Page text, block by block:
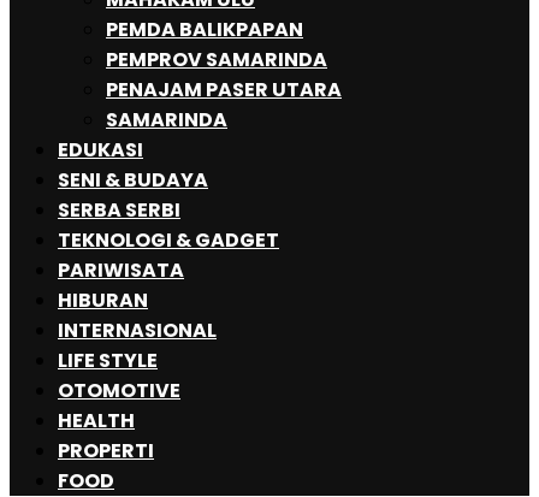
PEMDA BALIKPAPAN
PEMPROV SAMARINDA
PENAJAM PASER UTARA
SAMARINDA
EDUKASI
SENI & BUDAYA
SERBA SERBI
TEKNOLOGI & GADGET
PARIWISATA
HIBURAN
INTERNASIONAL
LIFE STYLE
OTOMOTIVE
HEALTH
PROPERTI
FOOD